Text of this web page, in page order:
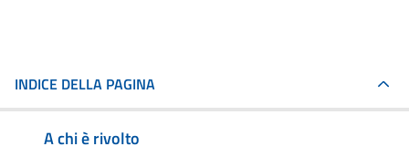
INDICE DELLA PAGINA
A chi è rivolto